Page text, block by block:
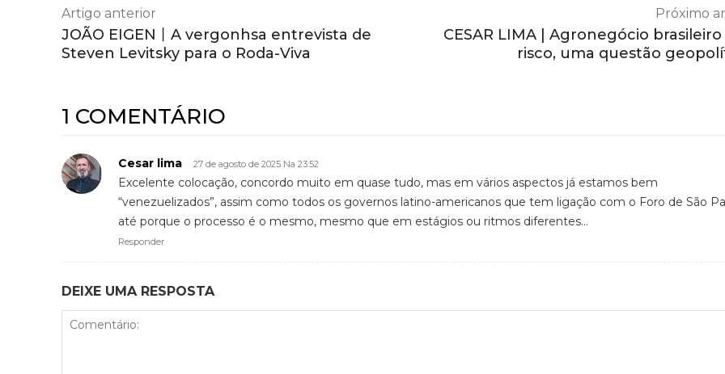
Artigo anterior
JOÃO EIGEN丨A vergonhsa entrevista de
Steven Levitsky para o Roda-Viva
Próximo
CESAR LIMA | Agronegócio
risco, uma questão
1 COMENTÁRIO
Cesar lima 27 de agosto de 2025 Na 23:52
Excelente colocação, concordo muito em quase tudo, mas em vários aspectos já estamos bem
“venezuelizados”, assim como todos os governos latino-americanos que tem ligação com o Foro de São
até porque o processo é o mesmo, mesmo que em estágios ou ritmos diferentes…
Responder
DEIXE UMA RESPOSTA